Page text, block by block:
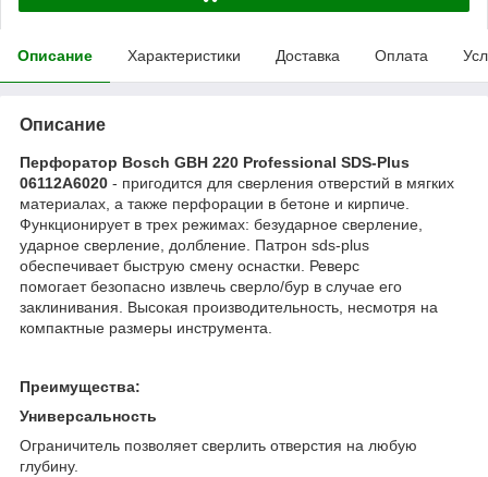
Описание Характеристики Доставка Оплата
Описание
Перфоратор Bosch GBH 220 Professional SDS-Plus
06112A6020​ - пригодится для сверления отверстий в мягких
материалах, а также перфорации в бетоне и кирпиче.
Функционирует в трех режимах: безударное сверление,
ударное сверление, долбление. Патрон sds-plus
обеспечивает быструю смену оснастки. Реверс
помогает безопасно извлечь сверло/бур в случае его
заклинивания. Высокая производительность, несмотря на
компактные размеры инструмента.
Преимущества:
Универсальность
Ограничитель позволяет сверлить отверстия на любую
глубину.